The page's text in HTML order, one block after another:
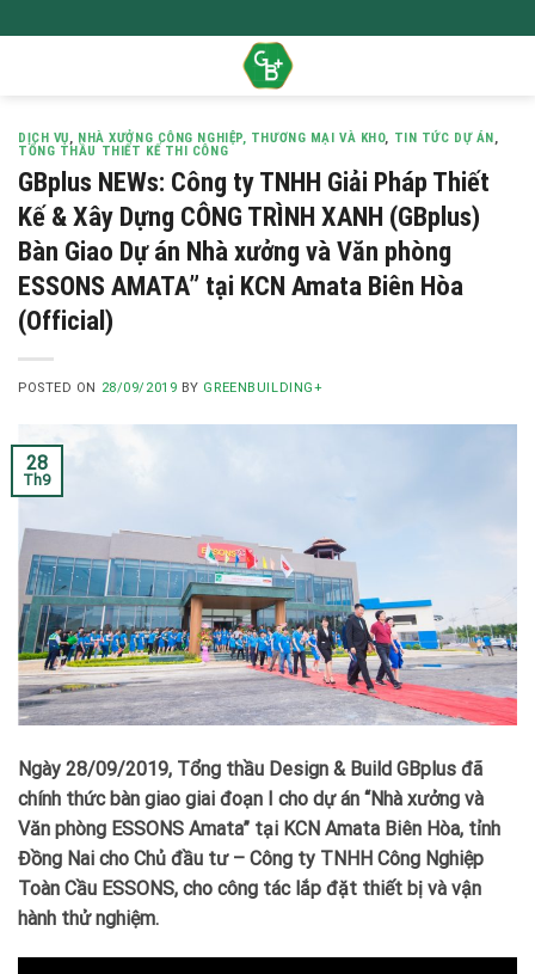
to
DỊCH VỤ, NHÀ XƯỞNG CÔNG NGHIỆP, THƯƠNG MẠI VÀ KHO, TIN TỨC DỰ ÁN,
TỔNG THẦU THIẾT KẾ THI CÔNG
GBplus NEWs: Công ty TNHH Giải Pháp Thiết
Kế & Xây Dựng CÔNG TRÌNH XANH (GBplus)
Bàn Giao Dự án Nhà xưởng và Văn phòng
ESSONS AMATA” tại KCN Amata Biên Hòa
(Official)
POSTED ON 28/09/2019 BY GREENBUILDING+
28
Th9
Ngày 28/09/2019, Tổng thầu Design & Build GBplus đã
chính thức bàn giao giai đoạn I cho dự án “Nhà xưởng và
Văn phòng ESSONS Amata” tại KCN Amata Biên Hòa, tỉnh
Đồng Nai cho Chủ đầu tư – Công ty TNHH Công Nghiệp
Toàn Cầu ESSONS, cho công tác lắp đặt thiết bị và vận
hành thử nghiệm.